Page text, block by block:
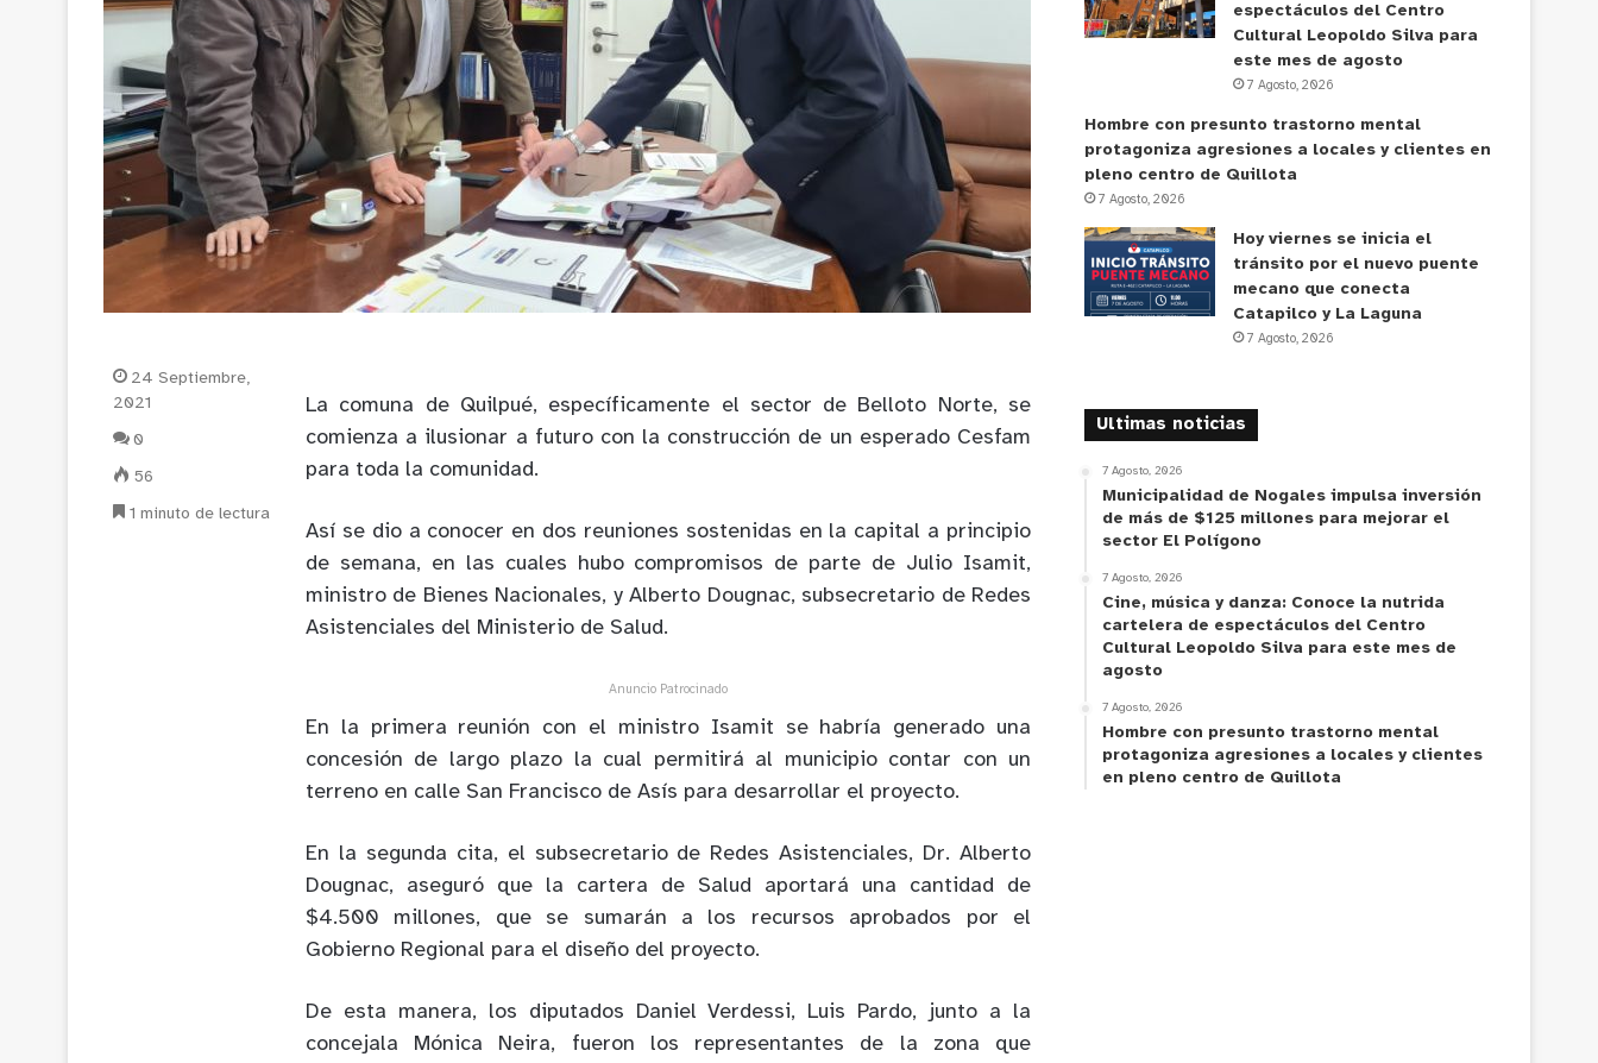
La comuna de Quilpué, específicamente el sector de Belloto Norte, se
comienza a ilusionar a futuro con la construcción de un esperado Cesfam
para toda la comunidad.
Así se dio a conocer en dos reuniones sostenidas en la capital a principio
de semana, en las cuales hubo compromisos de parte de Julio Isamit,
ministro de Bienes Nacionales, y Alberto Dougnac, subsecretario de Redes
Asistenciales del Ministerio de Salud.
Anuncio Patrocinado
En la primera reunión con el ministro Isamit se habría generado una
concesión de largo plazo la cual permitirá al municipio contar con un
terreno en calle San Francisco de Asís para desarrollar el proyecto.
En la segunda cita, el subsecretario de Redes Asistenciales, Dr. Alberto
Dougnac, aseguró que la cartera de Salud aportará una cantidad de
$4.500 millones, que se sumarán a los recursos aprobados por el
Gobierno Regional para el diseño del proyecto.
De esta manera, los diputados Daniel Verdessi, Luis Pardo, junto a la
concejala Mónica Neira, fueron los representantes de la zona que
24 Septiembre,
2021
0
56
1 minuto de lectura
espectáculos del Centro
Cultural Leopoldo Silva para
este mes de agosto
7 Agosto, 2026
Hombre con presunto trastorno mental
protagoniza agresiones a locales y clientes en
pleno centro de Quillota
7 Agosto, 2026
Hoy viernes se inicia el
tránsito por el nuevo puente
mecano que conecta
Catapilco y La Laguna
7 Agosto, 2026
Ultimas noticias
7 Agosto, 2026
Municipalidad de Nogales impulsa inversión
de más de $125 millones para mejorar el
sector El Polígono
7 Agosto, 2026
Cine, música y danza: Conoce la nutrida
cartelera de espectáculos del Centro
Cultural Leopoldo Silva para este mes de
agosto
7 Agosto, 2026
Hombre con presunto trastorno mental
protagoniza agresiones a locales y clientes
en pleno centro de Quillota